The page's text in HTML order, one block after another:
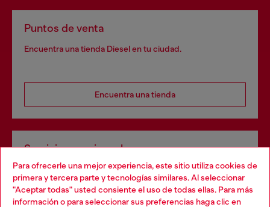
Para ofrecerle una mejor experiencia, este sitio utiliza cookies de
primera y tercera parte y tecnologías similares. Al seleccionar
"Aceptar todas" usted consiente el uso de todas ellas. Para más
información o para seleccionar sus preferencias haga clic en
Puntos de venta
Encuentra una tienda Diesel en tu ciudad.
Encuentra una tienda
Servicios omnicanal
Descubre todos nuestros servicios, tanto en línea como
en la tienda.
Choose your location